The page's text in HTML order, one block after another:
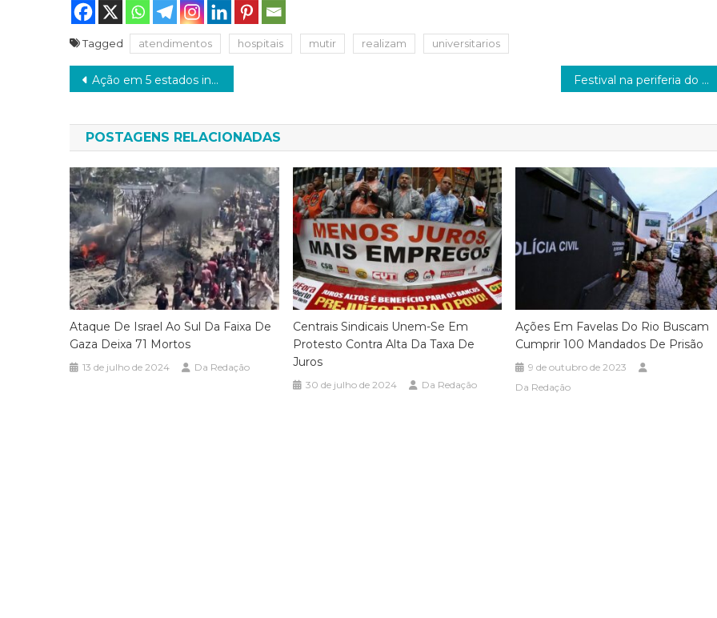
Tagged atendimentos hospitais mutir realizam universitarios
Navegação
Post
Ação em 5 estados investiga ligação do PCC com setor de combustíveis Festival na periferia do DF traz hip hop contra escala 6×1
POSTAGENS RELACIONADAS
Ataque De Israel Ao Sul Da Faixa De
Gaza Deixa 71 Mortos
13 de julho de 2024 Da Redação
Centrais Sindicais Unem-Se Em
Protesto Contra Alta Da Taxa De
Juros
30 de julho de 2024 Da Redação
Ações Em Favelas Do Rio Buscam
Cumprir 100 Mandados De Prisão
9 de outubro de 2023
Da Redação